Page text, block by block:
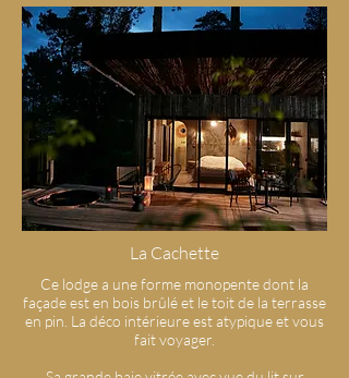
La Cachette
Ce lodge a une forme monopente dont la
façade est en bois brûlé et le toit de la terrasse
en pin. La déco intérieure est atypique et vous
fait voyager.